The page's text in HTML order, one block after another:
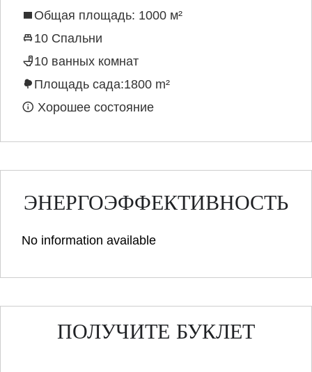
Общая площадь: 1000 м²
10 Спальни
10 ванных комнат
Площадь сада:1800 m²
Хорошее состояние
ЭНЕРГОЭФФЕКТИВНОСТЬ
No information available
ПОЛУЧИТЕ БУКЛЕТ